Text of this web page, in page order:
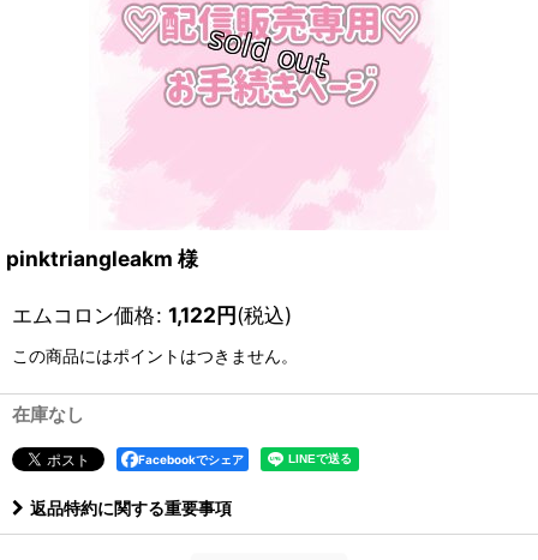
pinktriangleakm 様
エムコロン価格: 1,122円(税込)
この商品にはポイントはつきません。
在庫なし
Facebookでシェア
返品特約に関する重要事項